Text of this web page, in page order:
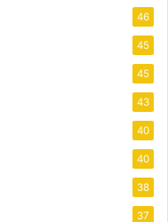
46
45
45
43
40
40
38
37